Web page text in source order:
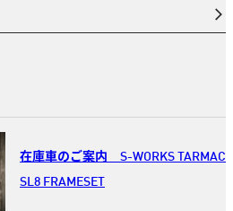
在庫車のご案内 S-WORKS TARMAC
SL8 FRAMESET